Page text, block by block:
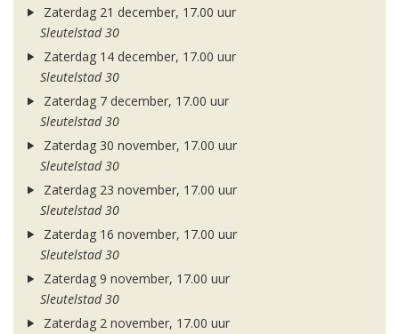
Zaterdag 21 december, 17.00 uur
Sleutelstad 30
Zaterdag 14 december, 17.00 uur
Sleutelstad 30
Zaterdag 7 december, 17.00 uur
Sleutelstad 30
Zaterdag 30 november, 17.00 uur
Sleutelstad 30
Zaterdag 23 november, 17.00 uur
Sleutelstad 30
Zaterdag 16 november, 17.00 uur
Sleutelstad 30
Zaterdag 9 november, 17.00 uur
Sleutelstad 30
Zaterdag 2 november, 17.00 uur